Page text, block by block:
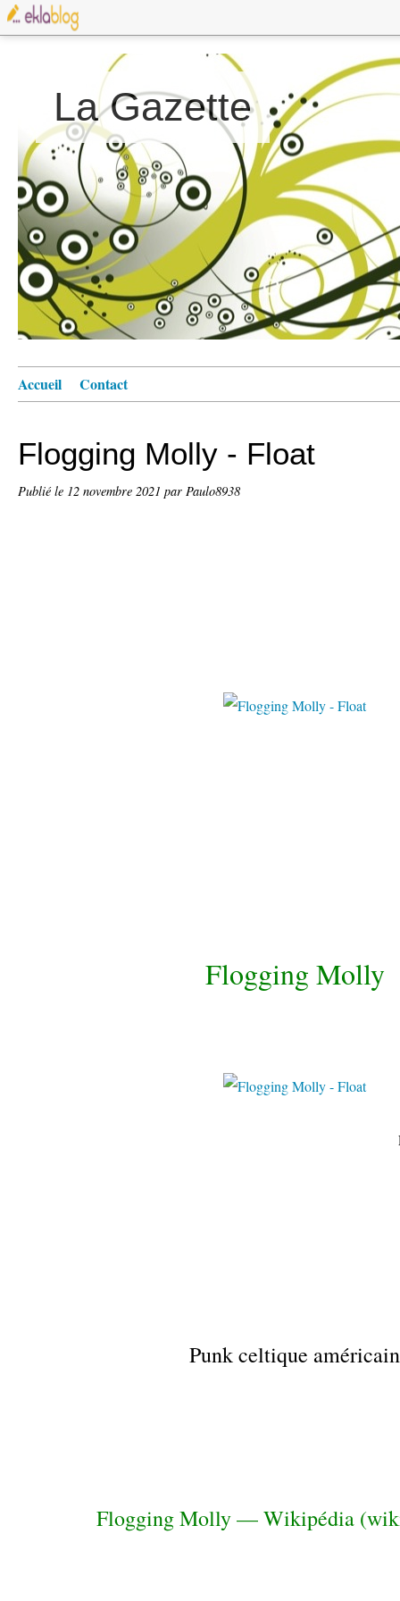
La Gazette
Accueil Contact
Flogging Molly - Float
Publié le 12 novembre 2021 par Paulo8938
Flogging Molly
Punk celtique américain
Flogging Molly — Wikipédia